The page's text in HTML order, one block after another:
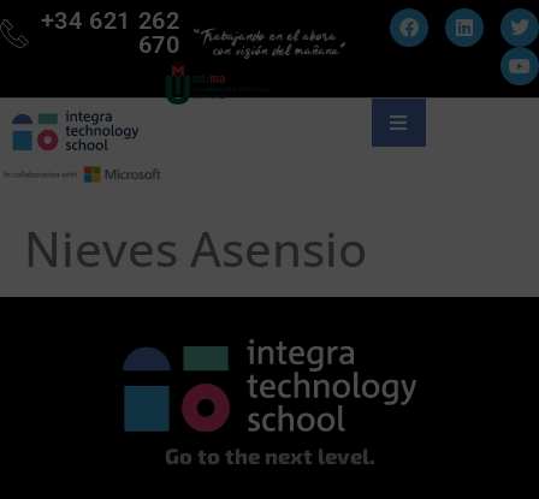
+34 621 262
670
Nieves Asensio
Go to the next level.